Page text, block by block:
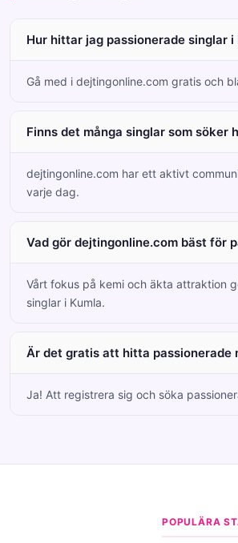
Hur hittar jag passionerade singlar i
Gå med i dejtingonline.com gratis och
Finns det många singlar som söker
dejtingonline.com har ett aktivt
varje dag.
Vad gör dejtingonline.com bäst för
Vårt fokus på kemi och äkta attraktion
singlar i Kumla.
Är det gratis att hitta passionerade
Ja! Att registrera sig och söka
POPULÄRA